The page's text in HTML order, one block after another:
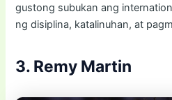
gustong subukan ang
ng disiplina, katalinuhan, at
3. Remy Martin